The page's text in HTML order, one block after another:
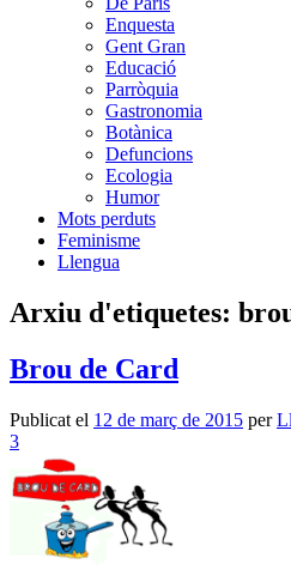
Enquesta
Gent Gran
Educació
Parròquia
Gastronomia
Botànica
Defuncions
Ecologia
Humor
Mots perduts
Feminisme
Llengua
Arxiu d'etiquetes:
Brou de Card
Publicat el 12 de març de 2015 per
3